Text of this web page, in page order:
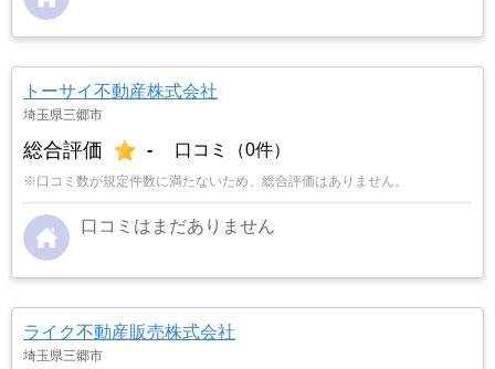
トーサイ不動産株式会社
埼玉県三郷市
総合評価 - 口コミ（0件）
※口コミ数が規定件数に満たないため、総合評価はありません。
口コミはまだありません
ライク不動産販売株式会社
埼玉県三郷市